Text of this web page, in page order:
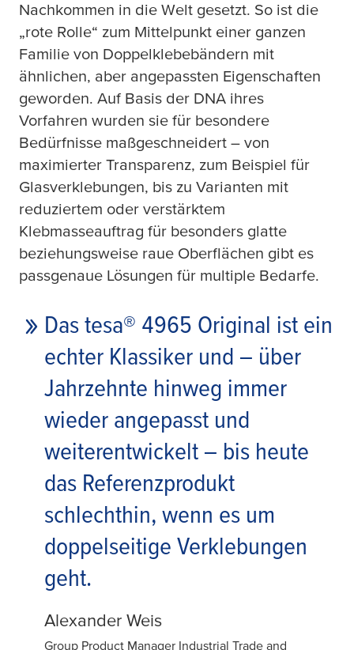
Nachkommen in die Welt gesetzt. So ist die
„rote Rolle“ zum Mittelpunkt einer ganzen
Familie von Doppelklebebändern mit
ähnlichen, aber angepassten Eigenschaften
geworden. Auf Basis der DNA ihres
Vorfahren wurden sie für besondere
Bedürfnisse maßgeschneidert – von
maximierter Transparenz, zum Beispiel für
Glasverklebungen, bis zu Varianten mit
reduziertem oder verstärktem
Klebmasseauftrag für besonders glatte
beziehungsweise raue Oberflächen gibt es
passgenaue Lösungen für multiple Bedarfe.
Das tesa® 4965 Original ist ein
echter Klassiker und – über
Jahrzehnte hinweg immer
wieder angepasst und
weiterentwickelt – bis heute
das Referenzprodukt
schlechthin, wenn es um
doppelseitige Verklebungen
geht.
Alexander Weis
Group Product Manager Industrial Trade and